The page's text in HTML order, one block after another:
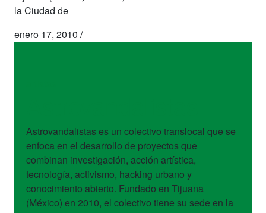
la Ciudad de
enero 17, 2010 /
Astrovandalistas es un colectivo translocal que se
enfoca en el desarrollo de proyectos que
combinan investigación, acción artística,
tecnología, activismo, hacking urbano y
conocimiento abierto. Fundado en Tijuana
(México) en 2010, el colectivo tiene su sede en la